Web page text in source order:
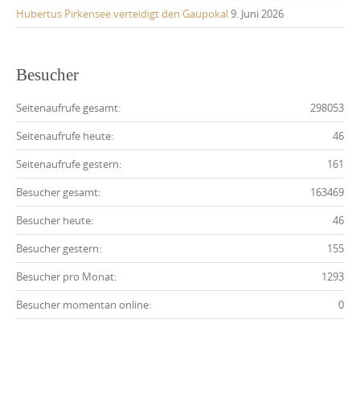
Hubertus Pirkensee verteidigt den Gaupokal9. Juni 2026
Besucher
298053
Seitenaufrufe gesamt:
46
Seitenaufrufe heute:
161
Seitenaufrufe gestern:
163469
Besucher gesamt:
46
Besucher heute:
155
Besucher gestern:
1293
Besucher pro Monat:
0
Besucher momentan online: